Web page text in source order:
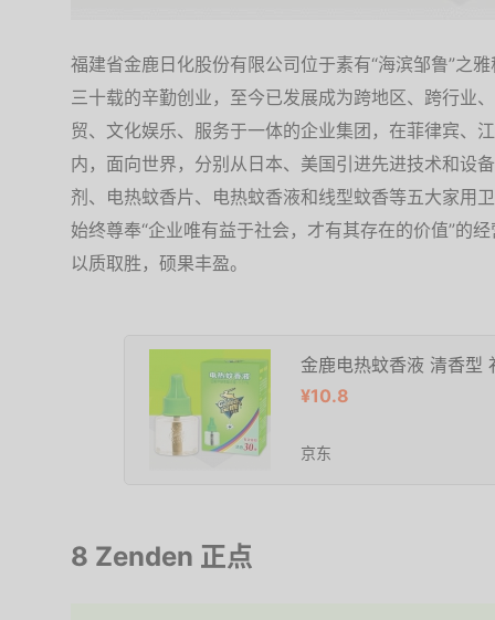
福建省金鹿日化股份有限公司位于素有“海滨邹鲁”之
三十载的辛勤创业，至今已发展成为跨地区、跨行业
贸、文化娱乐、服务于一体的企业集团，在菲律宾、
内，面向世界，分别从日本、美国引进先进技术和设
剂、电热蚊香片、电热蚊香液和线型蚊香等五大家用
始终尊奉“企业唯有益于社会，才有其存在的价值”的
以质取胜，硕果丰盈。
金鹿电热蚊香液 清香型
¥10.8
京东
8 Zenden 正点